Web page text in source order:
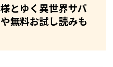
とゆく異世界サバ
無料お試し読みも